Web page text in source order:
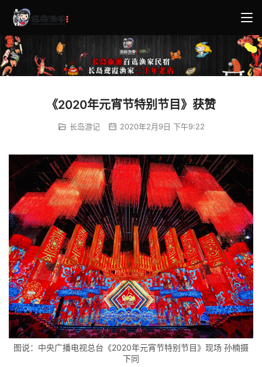
《2020年元宵节特别节目》获赞
长岛游记 2020年2月9日 下午9:22
图说：中央广播电视总台《2020年元宵节特别节目》现场 孙楠摄
下同